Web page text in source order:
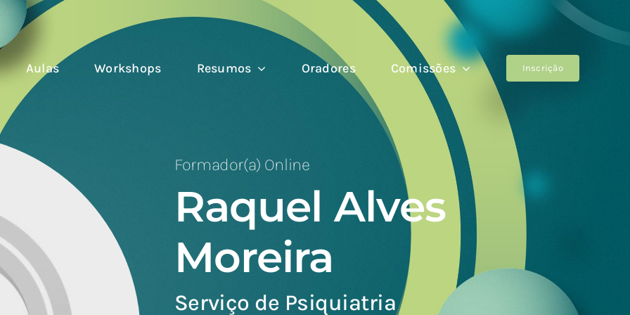
Aulas Workshops Resumos Oradores Comissões Inscrição
Formador(a) Online
Raquel Alves
Moreira
Serviço de Psiquiatria